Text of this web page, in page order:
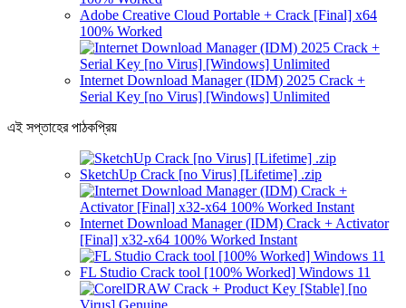
Adobe Creative Cloud Portable + Crack [Final] x64
100% Worked
Internet Download Manager (IDM) 2025 Crack +
Serial Key [no Virus] [Windows] Unlimited
এই সপ্তাহের পাঠকপ্রিয়
SketchUp Crack [no Virus] [Lifetime] .zip
Internet Download Manager (IDM) Crack + Activator
[Final] x32-x64 100% Worked Instant
FL Studio Crack tool [100% Worked] Windows 11